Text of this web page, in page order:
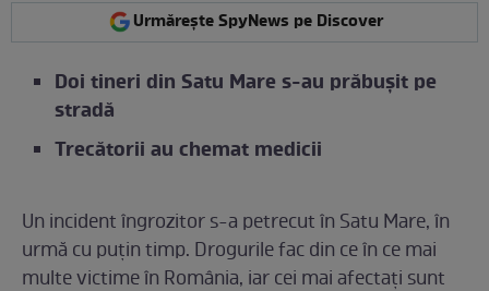
Urmărește SpyNews pe Discover
Doi tineri din Satu Mare s-au prăbușit pe
stradă
Trecătorii au chemat medicii
Un incident îngrozitor s-a petrecut în Satu Mare, în
urmă cu puțin timp. Drogurile fac din ce în ce mai
multe victime în România, iar cei mai afectați sunt